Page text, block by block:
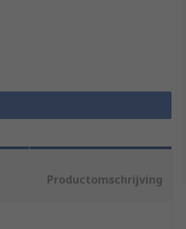
Productomschrijving